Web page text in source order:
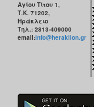
Αγίου Τίτου 1,
Τ.Κ. 71202,
Ηράκλειο
Τηλ.: 2813-409000
email:info@heraklion.gr